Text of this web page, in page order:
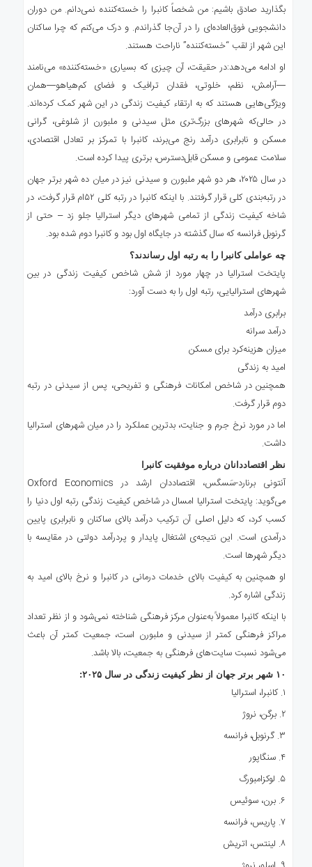
بگذارید صادق باشیم: من شخصاً کانبرا را خسته‌کننده نمی‌دانم. من دوران
دانشجویی فوق‌العاده‌ای را در آن‌جا گذراندم. و درک می‌کنم که چرا ساکنان
این شهر از لقب “خسته‌کننده” ناراحت هستند.
او ادامه می‌دهد:‌در حقیقت، آن چیزی که بسیاری «خسته‌کننده» می‌نامند
—آرامش، نظم، خلوتی، فقدان ترافیک و فضای کم‌هیاهو—همان
ویژگی‌هایی هستند که به ارتقاء کیفیت زندگی در این شهر کمک کرده‌اند.
در حالی‌که شهرهای بزرگ‌تری مثل سیدنی و ملبورن از شلوغی، گرانی
مسکن و نابرابری درآمد رنج می‌برند، کانبرا با تمرکز بر تعادل اقتصادی،
سلامت عمومی و مسکن قابل‌دسترس، برتری پیدا کرده است.
در سال ۲۰۲۵، هر دو شهر ملبورن و سیدنی نیز در میان ده شهر برتر جهان
در رتبه‌بندی کلی قرار گرفتند. با اینکه کانبرا در رتبه کلی ۵۲‌ام قرار گرفت، در
شاخه کیفیت زندگی از تمامی شهرهای دیگر استرالیا جلو زد – حتی از
گرنوبل فرانسه که سال گذشته در جایگاه اول بود و کانبرا دوم شده بود.
چه عواملی کانبرا را به رتبه اول رساندند؟
پایتخت استرالیا در چهار مورد از شش شاخص کیفیت زندگی در بین
شهرهای استرالیایی، رتبه اول را به دست آورد:
برابری درآمد
درآمد سرانه
میزان هزینه‌کرد برای مسکن
امید به زندگی
همچنین در شاخص امکانات فرهنگی و تفریحی، پس از سیدنی در رتبه
دوم قرار گرفت.
اما در مورد نرخ جرم و جنایت، بدترین عملکرد را در میان شهرهای استرالیا
داشت.
نظر اقتصاددانان درباره موفقیت کانبرا
آنتونی برنارد-سَسگس، اقتصاددان ارشد در Oxford Economics
می‌گوید: پایتخت استرالیا امسال در شاخص کیفیت زندگی رتبه اول دنیا را
کسب کرد، که دلیل اصلی آن ترکیب درآمد بالای ساکنان و نابرابری پایین
درآمدی است. این نتیجه‌ی اشتغال پایدار و پردرآمد دولتی در مقایسه با
دیگر شهرها است.
او همچنین به کیفیت بالای خدمات درمانی در کانبرا و نرخ بالای امید به
زندگی اشاره کرد.
با اینکه کانبرا معمولاً به‌عنوان مرکز فرهنگی شناخته نمی‌شود و از نظر تعداد
مراکز فرهنگی کمتر از سیدنی و ملبورن است، جمعیت کمتر آن باعث
می‌شود نسبت سایت‌های فرهنگی به جمعیت، بالا باشد.
۱۰ شهر برتر جهان از نظر کیفیت زندگی در سال ۲۰۲۵:
۱. کانبرا، استرالیا
۲. برگن، نروژ
۳. گرنوبل، فرانسه
۴. سنگاپور
۵. لوکزامبورگ
۶. برن، سوئیس
۷. پاریس، فرانسه
۸. لینتس، اتریش